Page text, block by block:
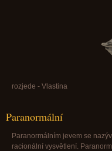
rozjede - Vlastina
Paranormální
Paranormálním jevem se
racionální vysvětlení.